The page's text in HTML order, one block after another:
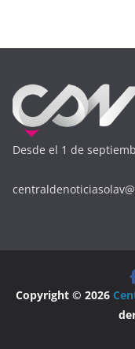
Desde el 1 de
Copyright © 2026